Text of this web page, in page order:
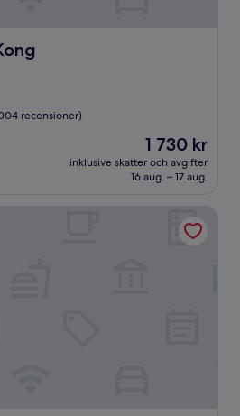
recensioner)
Priset
är
1 730 kr
1 730 kr
inklusive skatter och avgifter
16 aug. – 17 aug.